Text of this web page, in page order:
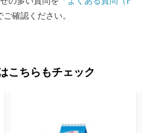
確認ください。
こちらもチェック